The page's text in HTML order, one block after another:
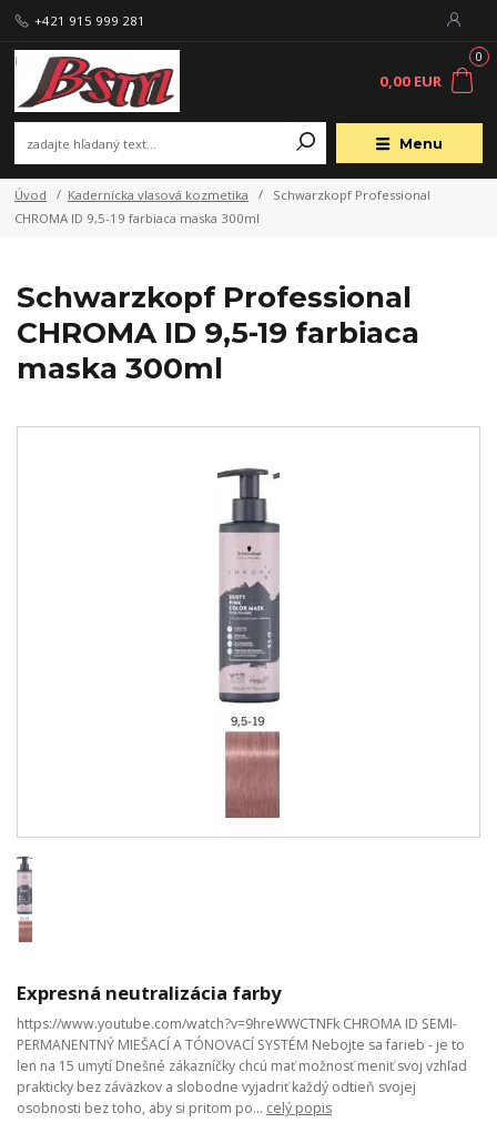
Menu
+421 915 999 281
0
0,00 EUR
Úvod Kadernícka vlasová kozmetika
Schwarzkopf Professional
CHROMA ID 9,5-19 farbiaca maska 300ml
Schwarzkopf Professional
CHROMA ID 9,5-19 farbiaca
maska 300ml
Expresná neutralizácia farby
https://www.youtube.com/watch?v=9hreWWCTNFk CHROMA ID SEMI-
PERMANENTNÝ MIEŠACÍ A TÓNOVACÍ SYSTÉM Nebojte sa farieb - je to
len na 15 umytí Dnešné zákazníčky chcú mať možnosť meniť svoj vzhľad
prakticky bez záväzkov a slobodne vyjadriť každý odtieň svojej
osobnosti bez toho, aby si pritom po... celý popis